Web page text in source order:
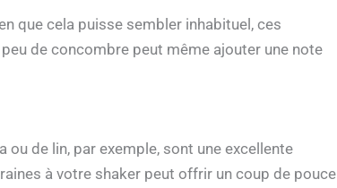
que cela puisse sembler inhabituel, ces
de concombre peut même ajouter une note
ou de lin, par exemple, sont une excellente
à votre shaker peut offrir un coup de pouce